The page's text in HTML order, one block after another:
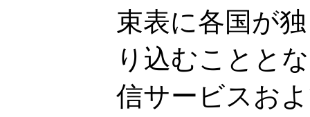
束表に各国が
り込むことと
信サービスお